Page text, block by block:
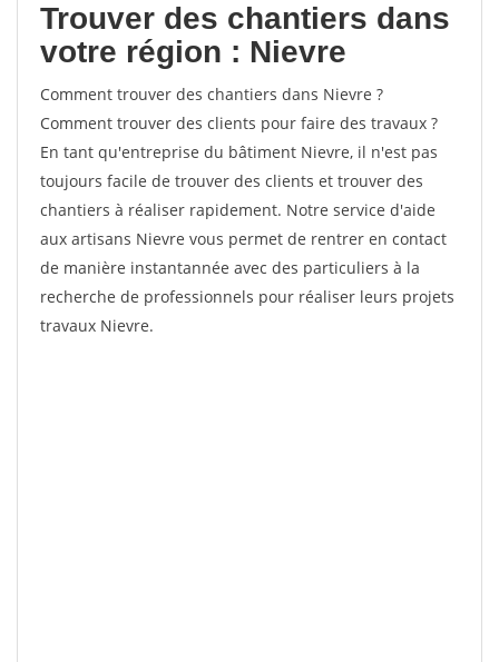
Trouver des chantiers dans
votre région : Nievre
Comment trouver des chantiers dans Nievre ?
Comment trouver des clients pour faire des travaux ?
En tant qu'entreprise du bâtiment Nievre, il n'est pas
toujours facile de trouver des clients et trouver des
chantiers à réaliser rapidement. Notre service d'aide
aux artisans Nievre vous permet de rentrer en contact
de manière instantannée avec des particuliers à la
recherche de professionnels pour réaliser leurs projets
travaux Nievre.